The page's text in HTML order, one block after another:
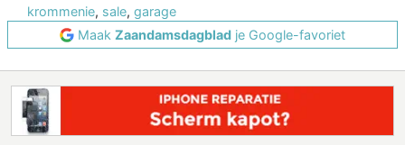
krommenie, sale, garage
Maak Zaandamsdagblad je Google-favoriet